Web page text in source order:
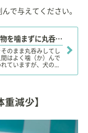
で与えてください。
【獣医師監修】犬が食べ物を噛まずに丸呑みしても大丈夫？大きな
のまま丸呑みしてし
はよく噛（か）んで
ていますが、犬の...
減少】